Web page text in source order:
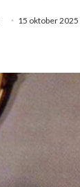
15 oktober 2025